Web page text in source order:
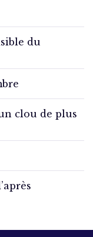
du
clou de plus